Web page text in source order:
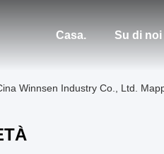
Casa. Su di noi
Winnsen Industry Co., Ltd.